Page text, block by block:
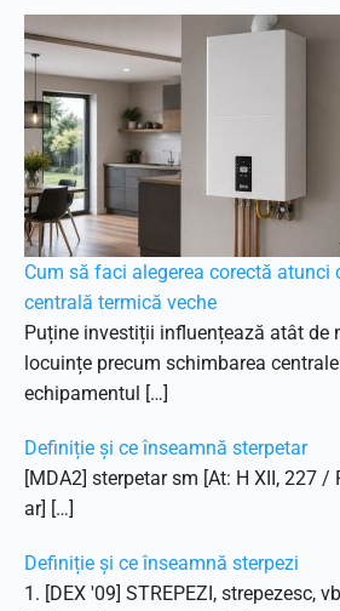
Cum să faci alegerea corectă atunci
centrală termică veche
Puține investiții influențează atât de
locuințe precum schimbarea
echipamentul […]
Definiție și ce înseamnă sterpetar
[MDA2] sterpetar sm [At: H XII, 227 /
ar] […]
Definiție și ce înseamnă sterpezi
1. [DEX '09] STREPEZI, strepezesc,